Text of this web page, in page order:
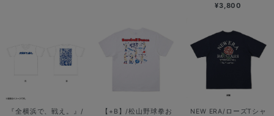
¥3,800
『全横浜で、戦え。』/
【+B】/松山野球拳お
NEW ERA/ローズTシャ